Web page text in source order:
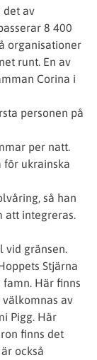
det av
8 400
organisationer
runt. En av
Corina i
personen på
per natt.
för ukrainska
så han
integreras.
gränsen.
Stjärna
Här finns
av
Pigg. Här
finns det
också